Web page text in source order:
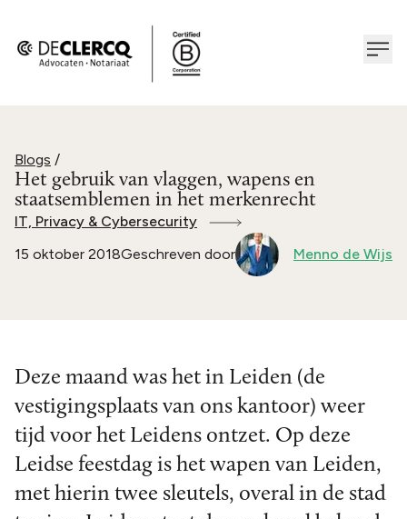
Blogs /
Het gebruik van vlaggen, wapens en
staatsemblemen in het merkenrecht
IT, Privacy & Cybersecurity
15 oktober 2018Geschreven door Menno de Wijs
Deze maand was het in Leiden (de
vestigingsplaats van ons kantoor) weer
tijd voor het Leidens ontzet. Op deze
Leidse feestdag is het wapen van Leiden,
met hierin twee sleutels, overal in de stad